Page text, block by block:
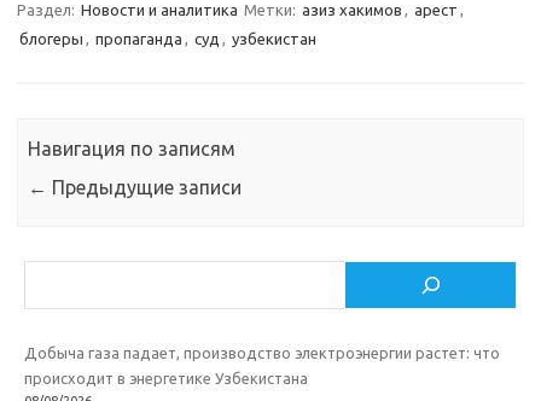
Раздел: Новости и аналитика Метки: азиз хакимов , арест ,
блогеры , пропаганда , суд , узбекистан
Навигация по записям
← Предыдущие записи
Добыча газа падает, производство электроэнергии растет: что
происходит в энергетике Узбекистана